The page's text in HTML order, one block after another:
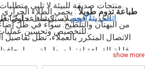
طباعة تدوم طويلاً: يحمي الطلاء
من البهتان والتلطيخ. سواء في ظل
الاتصال المتكرر بالعملاء، تظل
وقابلة للقراءة لفترات طويلة، مما
منتجات صديقة للبيئة لا تلبي متطلبات
الحديثة فحسب، بل تساعد أيضًا في تقليل التأثير البيئي.
اتصل بنا اليوملاستكشاف حلول
للتخصيص وتحسين عمليات البيع بالتجزئة لديك.
show more